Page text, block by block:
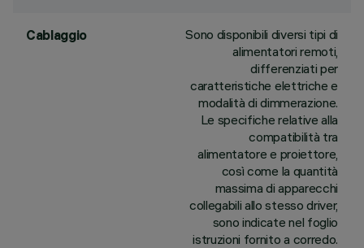
Cablaggio
Sono disponibili diversi tipi di
alimentatori remoti,
differenziati per
caratteristiche elettriche e
modalità di dimmerazione.
Le specifiche relative alla
compatibilità tra
alimentatore e proiettore,
così come la quantità
massima di apparecchi
collegabili allo stesso driver,
sono indicate nel foglio
istruzioni fornito a corredo.